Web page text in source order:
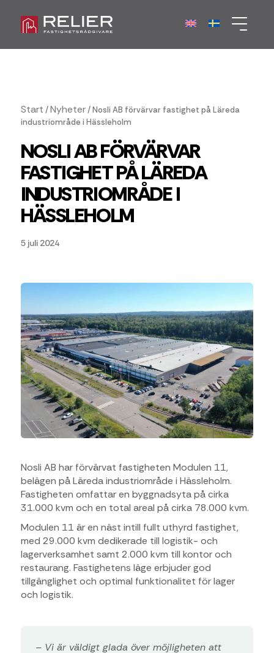
Start / Nyheter / Nosli AB förvärvar fastighet på Läreda
industriområde i Hässleholm
NOSLI AB FÖRVÄRVAR
FASTIGHET PÅ LÄREDA
INDUSTRIOMRÅDE I
HÄSSLEHOLM
5 juli 2024
Nosli AB har förvärvat fastigheten Modulen 11,
belägen på Läreda industriområde i Hässleholm.
Fastigheten omfattar en byggnadsyta på cirka
31.000 kvm och en total areal på cirka 78.000 kvm.
Modulen 11 är en näst intill fullt uthyrd fastighet,
med 29.000 kvm dedikerade till logistik- och
lagerverksamhet samt 2.000 kvm till kontor och
restaurang. Fastighetens läge erbjuder god
tillgänglighet och optimal funktionalitet för lager
och logistik.
– Vi är väldigt glada över möjligheten att